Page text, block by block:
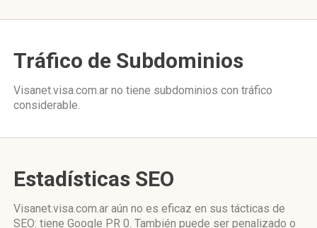
Tráfico de Subdominios
Visanet.visa.com.ar no tiene subdominios con tráfico
considerable.
Estadísticas SEO
Visanet.visa.com.ar aún no es eficaz en sus tácticas de
SEO: tiene Google PR 0. También puede ser penalizado o